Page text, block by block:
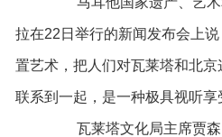
拉在22日举行的新闻发布会上
置艺术，把人们对瓦莱塔和北
联系到一起，是一种极具视听享
瓦莱塔文化局主席贾森·